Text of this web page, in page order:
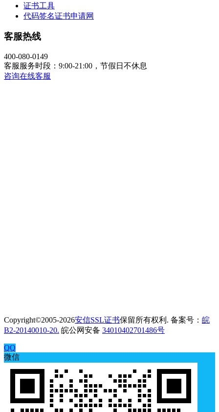
证书工具
代码签名证书申请网
客服热线
400-080-0149
客服服务时段：9:00-21:00，节假日不休息
咨询在线客服
Copyright©2005-2026安信SSL证书保留所有权利. 备案号： 皖
B2-20140010-20. 皖公网安备 34010402701486号
QQ
微信